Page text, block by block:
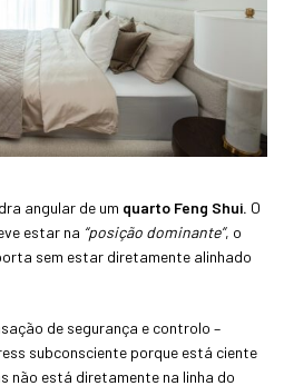
angular de um quarto Feng Shui. O
estar na “posição dominante”, o
sem estar diretamente alinhado
de segurança e controlo –
subconsciente porque está ciente
não está diretamente na linha do